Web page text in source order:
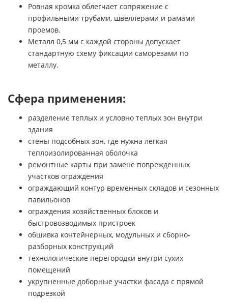
Ровная кромка облегчает сопряжение с
профильными трубами, швеллерами и рамами
проемов.
Металл 0,5 мм с каждой стороны допускает
стандартную схему фиксации саморезами по
металлу.
Сфера применения:
разделение теплых и условно теплых зон внутри
здания
стены подсобных зон, где нужна легкая
теплоизолированная оболочка
ремонтные карты при замене поврежденных
участков ограждения
ограждающий контур временных складов и сезонных
павильонов
ограждения хозяйственных блоков и
быстровозводимых пристроек
обшивка контейнерных, модульных и сборно-
разборных конструкций
технологические перегородки внутри сухих
помещений
укрупненные доборные участки фасада с прямой
подрезкой